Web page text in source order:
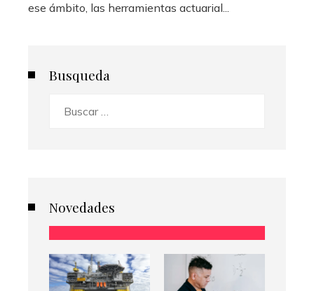
ese ámbito, las herramientas actuarial...
Busqueda
Novedades